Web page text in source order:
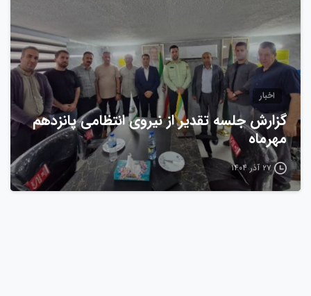
اخبار
گزارش جلسه تقدیر از نیروی انتظامی پانزدهم
مهرماه
۲۷ آذر ۱۴۰۴